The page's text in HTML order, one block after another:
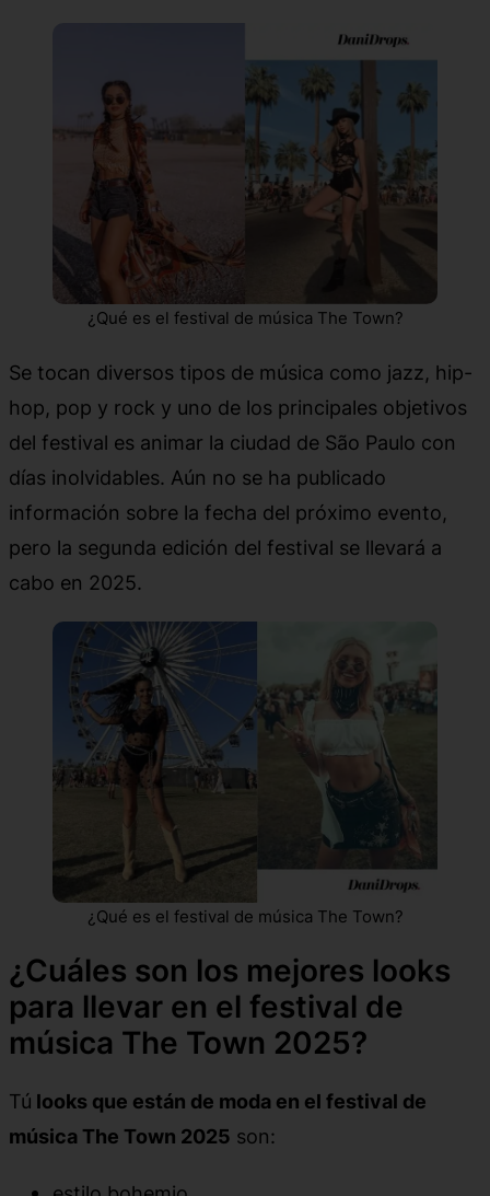
¿Qué es el festival de música The Town?
Se tocan diversos tipos de música como jazz, hip-
hop, pop y rock y uno de los principales objetivos
del festival es animar la ciudad de São Paulo con
días inolvidables. Aún no se ha publicado
información sobre la fecha del próximo evento,
pero la segunda edición del festival se llevará a
cabo en 2025.
¿Qué es el festival de música The Town?
¿Cuáles son los mejores looks
para llevar en el festival de
música The Town 2025?
Tú looks que están de moda en el festival de
música The Town 2025 son: